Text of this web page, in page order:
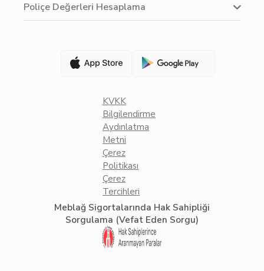
Poliçe Değerleri Hesaplama
KVKK
Bilgilendirme
Aydınlatma
Metni
Çerez
Politikası
Çerez
Tercihleri
Meblağ Sigortalarında Hak Sahipliği
Sorgulama (Vefat Eden Sorgu)